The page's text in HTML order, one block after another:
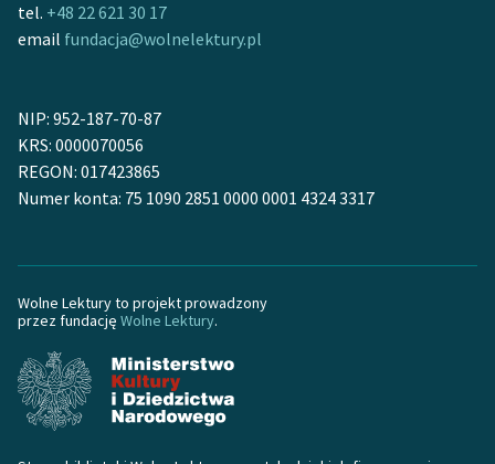
Zasady wykorzystania
Wolnych Lektur
Materiały promocyjne
Polityka prywatności
Dane fundacji i
Regulamin darowizn
Informacja o treściach
wrażliwych
tel. +48 22 621 30 17
email fundacja@wolnelektury.pl
NIP: 952-187-70-87
KRS: 0000070056
REGON: 017423865
Numer konta: 75 1090 2851 0000 0001 4324 3317
Wolne Lektury to projekt prowadzony
przez fundację Wolne Lektury.